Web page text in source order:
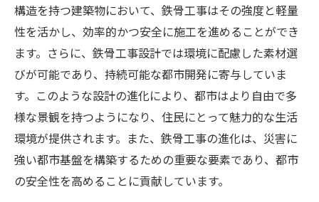
コスト削減と品質向上を両立させるデジタ
ル技術
デジタル技術がもたらす施工管理の未来
都市開発を支える革新的な鉄骨工事の役割
革新的な鉄骨工事が都市開発を支える理由
都市開発と鉄骨工事の相乗効果
鉄骨工事による持続可能な都市開発の実現
構造を持つ建築物において、鉄骨工事はその強度と軽量
性を活かし、効率的かつ安全に施工を進めることができ
ます。さらに、鉄骨工事設計では環境に配慮した素材選
びが可能であり、持続可能な都市開発に寄与していま
す。このような設計の進化により、都市はより自由で多
様な景観を持つようになり、住民にとって魅力的な生活
環境が提供されます。また、鉄骨工事の進化は、災害に
強い都市基盤を構築するための重要な要素であり、都市
の安全性を高めることに貢献しています。